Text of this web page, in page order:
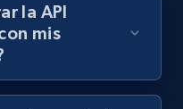
products by
price, Final
la API
mis